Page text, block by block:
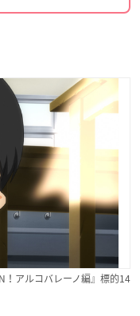
！アルコバレーノ編』標的14